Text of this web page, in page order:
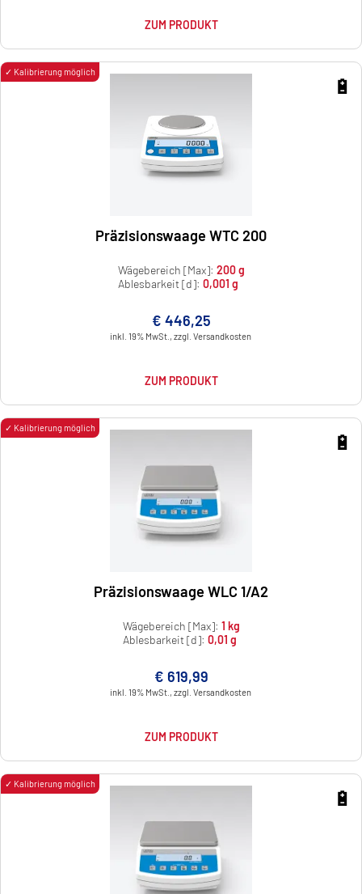
ZUM PRODUKT
✓ Kalibrierung möglich
🔋
Präzisionswaage WTC 200
Wägebereich [Max]: 200 g
Ablesbarkeit [d]: 0,001 g
€ 446,25
inkl. 19% MwSt., zzgl. Versandkosten
ZUM PRODUKT
✓ Kalibrierung möglich
🔋
Präzisionswaage WLC 1/A2
Wägebereich [Max]: 1 kg
Ablesbarkeit [d]: 0,01 g
€ 619,99
inkl. 19% MwSt., zzgl. Versandkosten
ZUM PRODUKT
✓ Kalibrierung möglich
🔋